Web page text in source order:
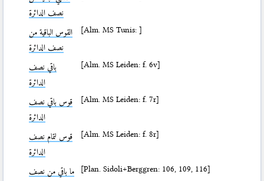
نصف الدائرة
القوس الباقية من
نصف الدائرة
[Alm. MS Tunis: ]
باقي نصف
الدائرة
[Alm. MS Leiden: f. 6v]
قوس باقي نصف
الدائرة
[Alm. MS Leiden: f. 7r]
قوس لتمام نصف
الدائرة
[Alm. MS Leiden: f. 8r]
ما باقي من نصف
[Plan. Sidoli+Berggren: 106, 109, 116]